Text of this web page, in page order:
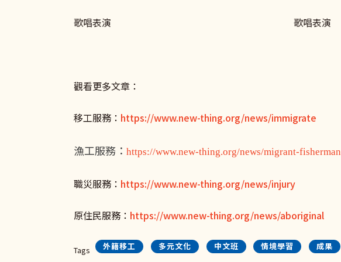
歌唱表演 歌唱表演
觀看更多文章：
移工服務： https://www.new-thing.org/news/immigrate
漁工服務： https://www.new-thing.org/news/migrant-fisherman
職災服務： https://www.new-thing.org/news/injury
原住民服務： https://www.new-thing.org/news/aboriginal
Tags 外籍移工 多元文化 中文班 情境學習 成果